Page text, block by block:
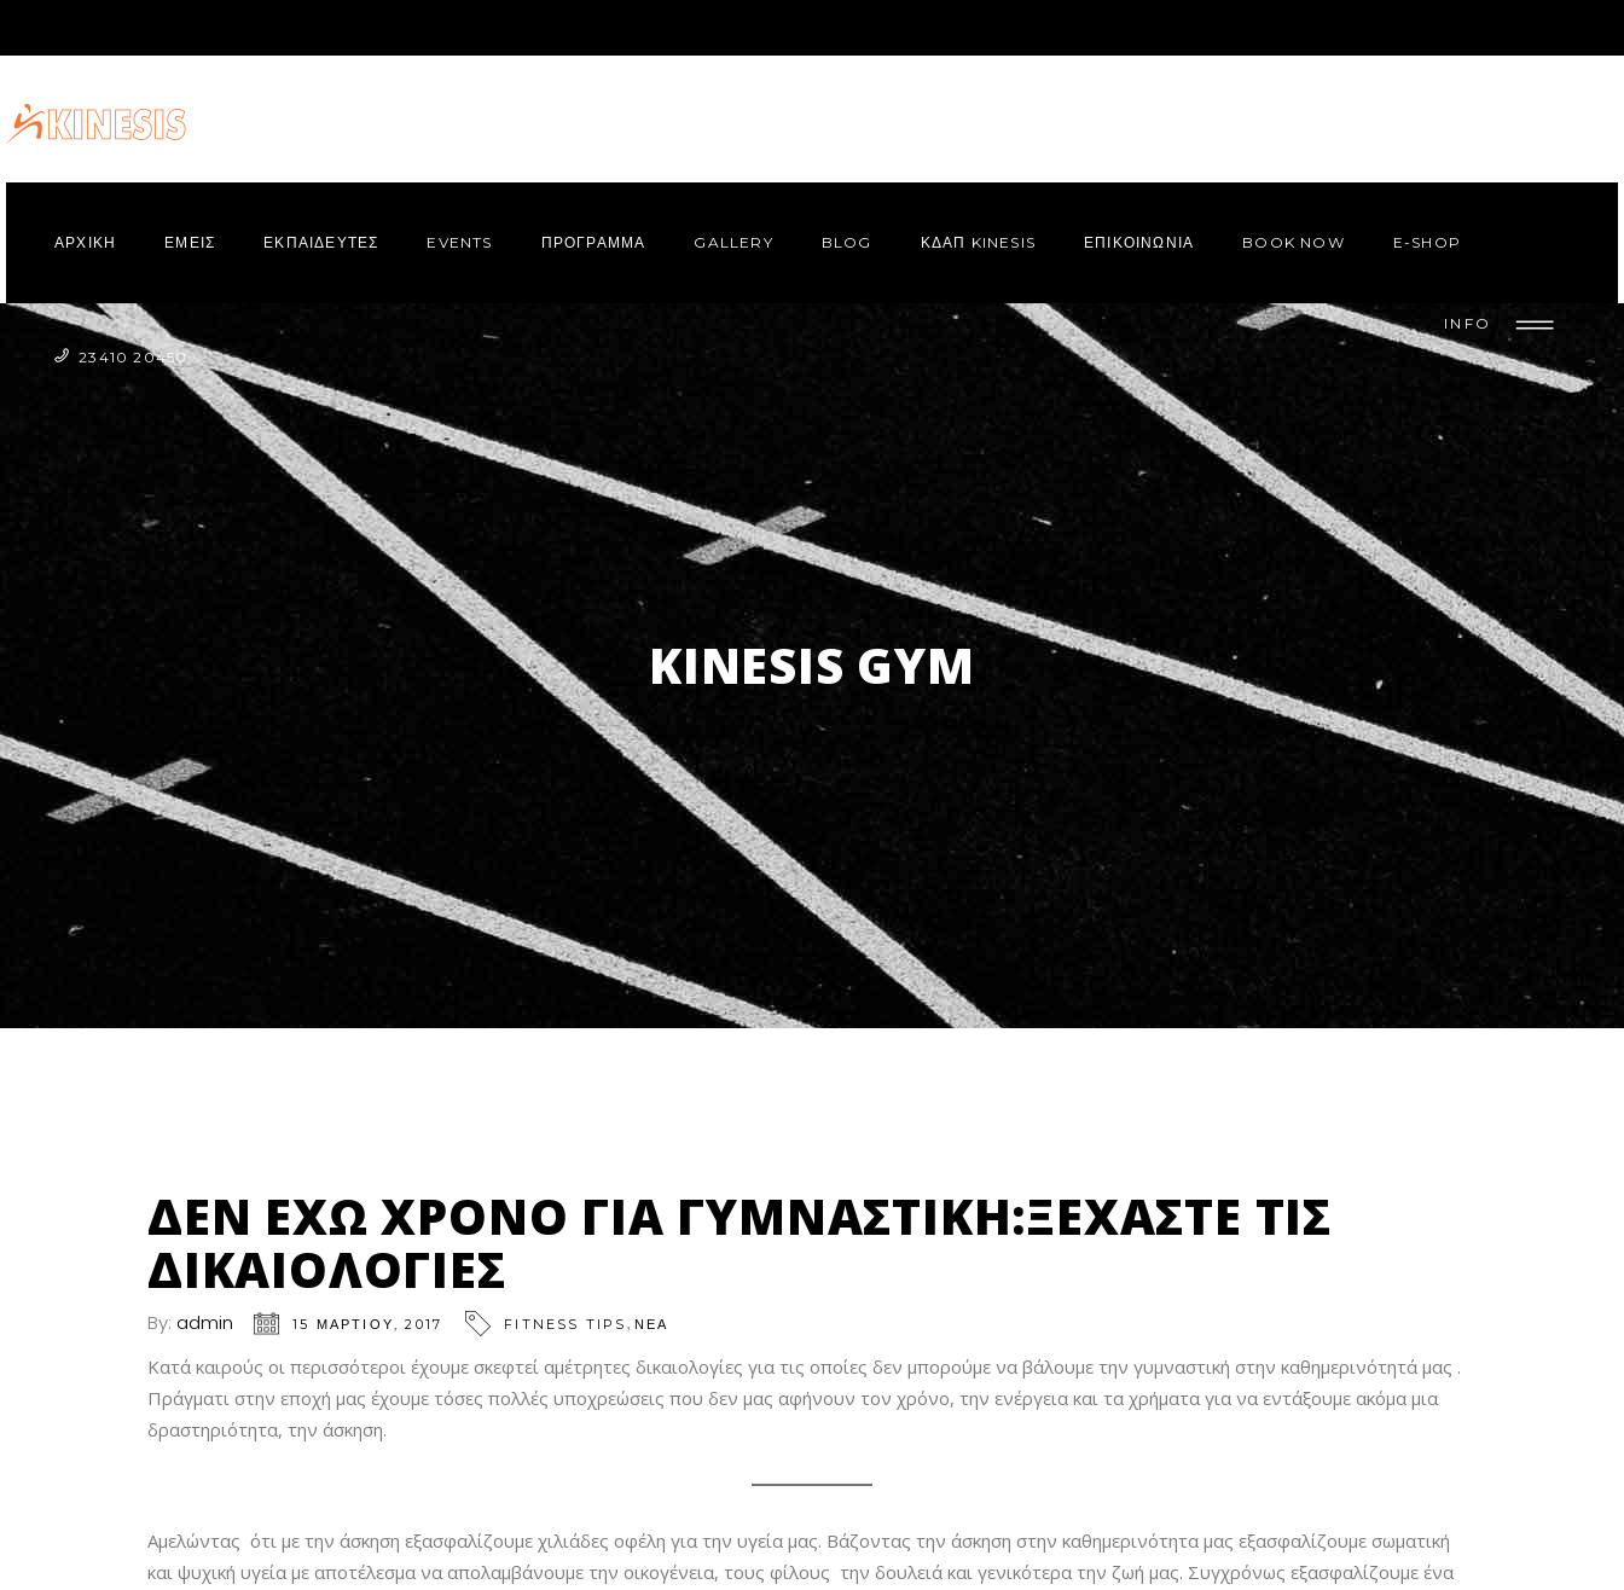
ΑΡΧΙΚΗ ΕΜΕΙΣ ΕΚΠΑΙΔΕΥΤΕΣ EVENTS ΠΡΌΓΡΑΜΜΑ GALLERY BLOG ΚΔΑΠ KINESIS ΕΠΙΚΟΙΝΩΝΙΑ BOOK NOW E-SHOP
23410 20450
INFO
KINESIS GYM
ΔΕΝ ΈΧΩ ΧΡΌΝΟ ΓΙΑ ΓΥΜΝΑΣΤΙΚΉ:ΞΕΧΆΣΤΕ ΤΙΣ
ΔΙΚΑΙΟΛΟΓΊΕΣ
By: admin 15 ΜΑΡΤΊΟΥ, 2017 FITNESS TIPS , ΝΕΑ
Κατά καιρούς οι περισσότεροι έχουμε σκεφτεί αμέτρητες δικαιολογίες για τις οποίες δεν μπορούμε να βάλουμε την γυμναστική στην καθημερινότητά μας .
Πράγματι στην εποχή μας έχουμε τόσες πολλές υποχρεώσεις που δεν μας αφήνουν τον χρόνο, την ενέργεια και τα χρήματα για να εντάξουμε ακόμα μια
δραστηριότητα, την άσκηση.
Αμελώντας ότι με την άσκηση εξασφαλίζουμε χιλιάδες οφέλη για την υγεία μας. Βάζοντας την άσκηση στην καθημερινότητα μας εξασφαλίζουμε σωματική
και ψυχική υγεία με αποτέλεσμα να απολαμβάνουμε την οικογένεια, τους φίλους την δουλειά και γενικότερα την ζωή μας. Συγχρόνως εξασφαλίζουμε ένα